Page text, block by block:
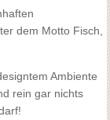
dem Motto Fisch,
Ambiente
rein gar nichts